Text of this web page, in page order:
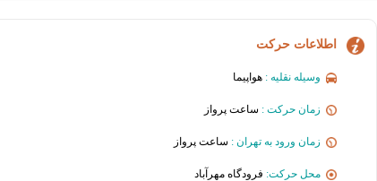
اطلاعات حرکت
وسیله نقلیه : هواپیما
زمان حرکت : ساعت پرواز
زمان ورود به تهران : ساعت پرواز
محل حرکت: فرودگاه مهرآباد